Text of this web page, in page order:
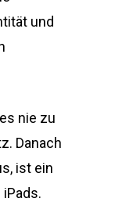
und
nie zu
Danach
ist ein